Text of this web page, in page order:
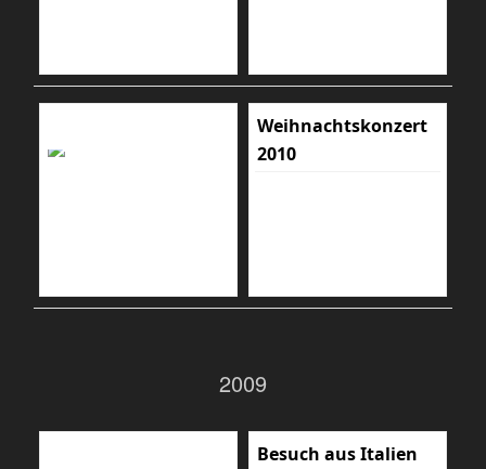
Weihnachtskonzert
2010
2009
Besuch aus Italien